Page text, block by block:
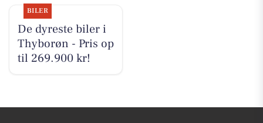
BILER
De dyreste biler i
Thyborøn - Pris op
til 269.900 kr!